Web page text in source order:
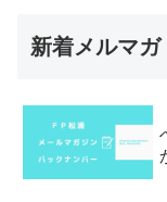
新着メルマガ